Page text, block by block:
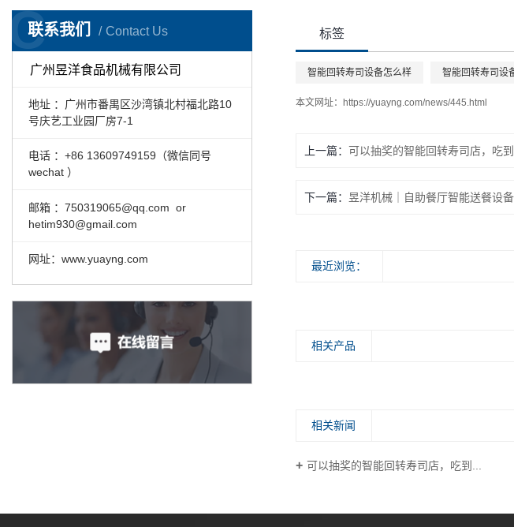
联系我们 Contact Us
C
广州昱洋食品机械有限公司
地址 ：广州市番禺区沙湾镇北村福北路10
号庆艺工业园厂房7-1
电话 ：+86 13609749159（微信同号
wechat ）
邮箱 ： 750319065@qq.com or
hetim930@gmail.com
网址：www.yuayng.com
标签
智能回转寿司设备怎么样 智能回转寿司设
本文网址： https://yuayng.com/news/445.html
上一篇： 可以抽奖的智能回转寿司店，吃
下一篇： 昱洋机械｜自助餐厅智能送餐设
最近浏览：
相关产品
相关新闻
可以抽奖的智能回转寿司店，吃到...